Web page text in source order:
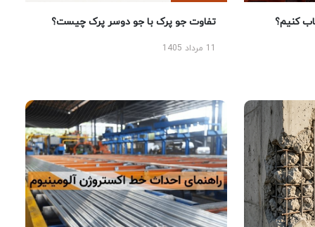
کنیم؟ تفاوت جو پرک با جو دوسر پرک چیست؟